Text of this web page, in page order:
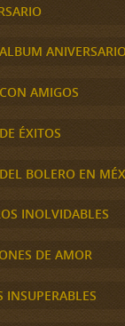
AMIGOS
ÉXITOS
BOLERO EN
INOLVIDABLES
DE AMOR
INSUPERABLES